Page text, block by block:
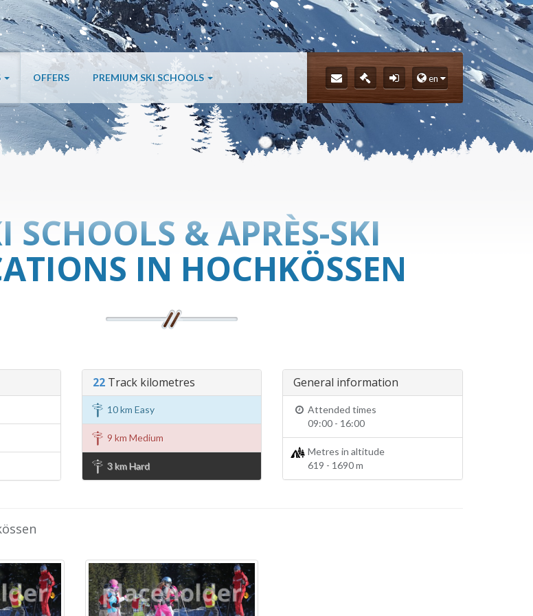
OFFERS PREMIUM SKI SCHOOLS en
SCHOOLS & APRÈS-SKI
IN HOCHKÖSSEN
22Track kilometres
10 km Easy
9 km Medium
3 km Hard
General information
Attended times
09:00 - 16:00
Metres in altitude
619 - 1690 m